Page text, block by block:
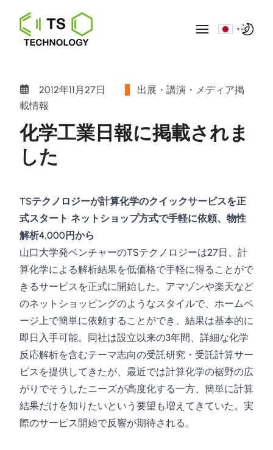
▼
2012年11月27日
出展・講演・メディア掲
載情報
化学工業日報に掲載されま
した
TSテクノロジーが計算化学のクイックサービスを正
式スタート ネットショップ方式で手軽に依頼、物性
解析4,000円から
山口大学発ベンチャーのTSテクノロジーは27日、計
算化学による解析結果を低価格で手軽に得ることがで
きるサービスを正式に開始した。アマゾンや楽天など
のネットショッピングのようなスタイルで、ホームペ
ージ上で簡単に依頼することができ、結果は基本的に
即日入手可能。同社は設立以来の3年間、詳細な化学
反応解析を含むテーマ志向の受託研究・受託計算サー
ビスを提供してきたが、最近では計算化学の裾野の広
がりでそうしたニーズが高度化する一方、簡単に計算
結果だけを知りたいという要望も増えてきていた。実
際のサービス開始で反響が期待される。